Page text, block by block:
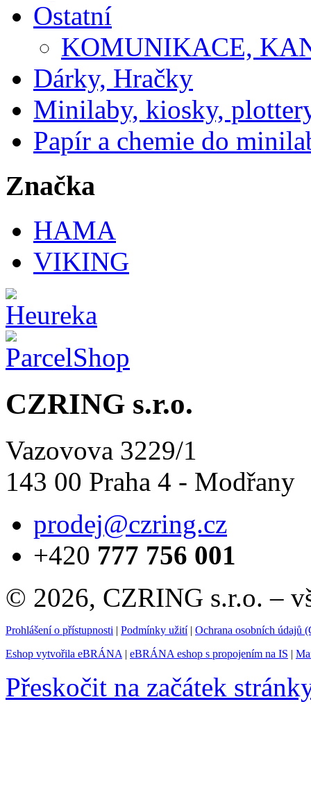
Ostatní
KOMUNIKACE,
Dárky, Hračky
Minilaby, kiosky,
Papír a chemie do
Značka
HAMA
VIKING
CZRING s.r.o.
Vazovova 3229/1
143 00 Praha 4 - Modřany
prodej@czring.cz
+420 777 756 001
© 2026, CZRING s.r.o. –
Prohlášení o přístupnosti | Podmínky užití| Ochrana osobních údajů
Eshop vytvořila eBRÁNA | eBRÁNA eshop s propojením na IS |
Přeskočit na začátek